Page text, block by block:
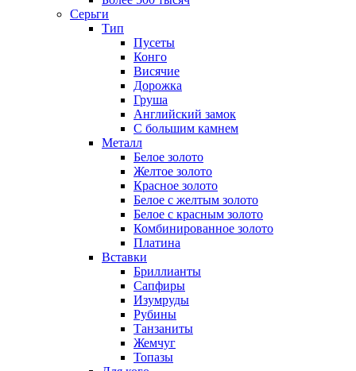
Серьги
Тип
Пусеты
Конго
Висячие
Дорожка
Груша
Английский замок
С большим камнем
Металл
Белое золото
Желтое золото
Красное золото
Белое с желтым золото
Белое с красным золото
Комбинированное золото
Платина
Вставки
Бриллианты
Сапфиры
Изумруды
Рубины
Танзаниты
Жемчуг
Топазы